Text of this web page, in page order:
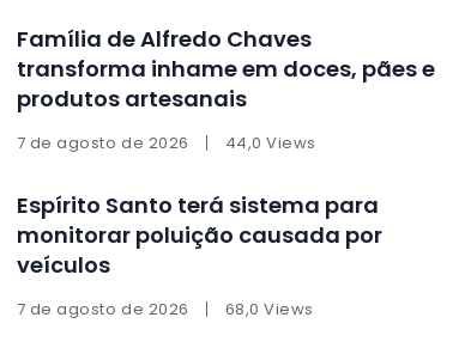
Família de Alfredo Chaves
transforma inhame em doces, pães e
produtos artesanais
7 de agosto de 2026 44,0 Views
Espírito Santo terá sistema para
monitorar poluição causada por
veículos
7 de agosto de 2026 68,0 Views